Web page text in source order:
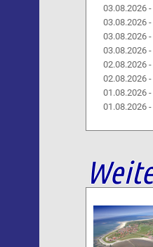
03.08.2026 -
03.08.2026 -
03.08.2026 -
03.08.2026 -
02.08.2026 -
02.08.2026 -
01.08.2026 -
01.08.2026 -